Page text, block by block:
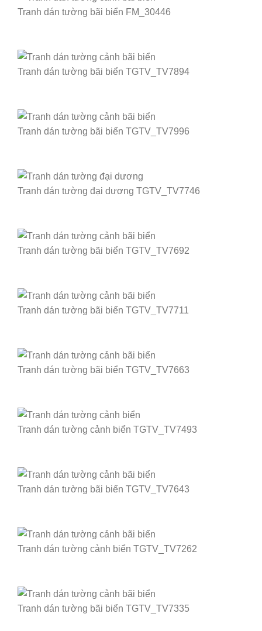
Tranh dán tường bãi biển FM_30446
Tranh dán tường bãi biển TGTV_TV7894
Tranh dán tường bãi biển TGTV_TV7996
Tranh dán tường đại dương TGTV_TV7746
Tranh dán tường bãi biển TGTV_TV7692
Tranh dán tường bãi biển TGTV_TV7711
Tranh dán tường bãi biển TGTV_TV7663
Tranh dán tường cảnh biển TGTV_TV7493
Tranh dán tường bãi biển TGTV_TV7643
Tranh dán tường cảnh biển TGTV_TV7262
Tranh dán tường bãi biển TGTV_TV7335